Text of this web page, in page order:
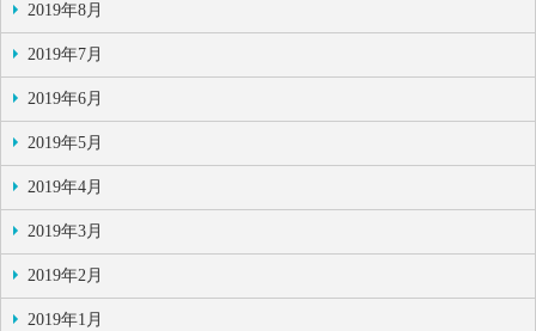
2019年8月
2019年7月
2019年6月
2019年5月
2019年4月
2019年3月
2019年2月
2019年1月